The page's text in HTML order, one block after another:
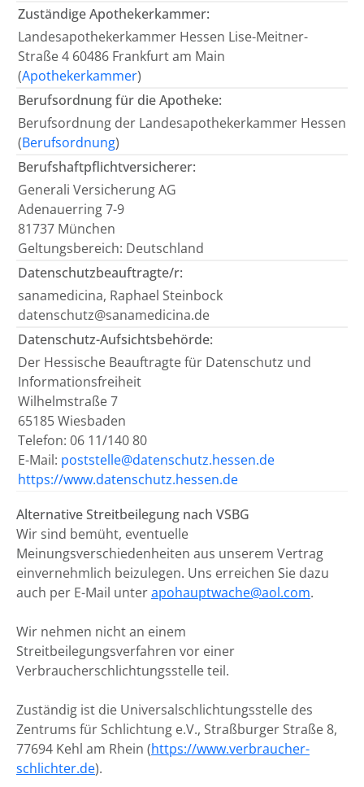
Zuständige Apothekerkammer:
Landesapothekerkammer Hessen Lise-Meitner-
Straße 4 60486 Frankfurt am Main
(Apothekerkammer)
Berufsordnung für die Apotheke:
Berufsordnung der Landesapothekerkammer Hessen
(Berufsordnung)
Berufshaftpflichtversicherer:
Generali Versicherung AG
Adenauerring 7-9
81737 München
Geltungsbereich: Deutschland
Datenschutzbeauftragte/r:
sanamedicina, Raphael Steinbock
datenschutz@sanamedicina.de
Datenschutz-Aufsichtsbehörde:
Der Hessische Beauftragte für Datenschutz und
Informationsfreiheit
Wilhelmstraße 7
65185 Wiesbaden
Telefon: 06 11/140 80
E-Mail: poststelle@datenschutz.hessen.de
https://www.datenschutz.hessen.de
Alternative Streitbeilegung nach VSBG
Wir sind bemüht, eventuelle
Meinungsverschiedenheiten aus unserem Vertrag
einvernehmlich beizulegen. Uns erreichen Sie dazu
auch per E-Mail unterapohauptwache@aol.com.
Wir nehmen nicht an einem
Streitbeilegungsverfahren vor einer
Verbraucherschlichtungsstelle teil.
Zuständig ist die Universalschlichtungsstelle des
Zentrums für Schlichtung e.V., Straßburger Straße 8,
77694 Kehl am Rhein (https://www.verbraucher-
schlichter.de).